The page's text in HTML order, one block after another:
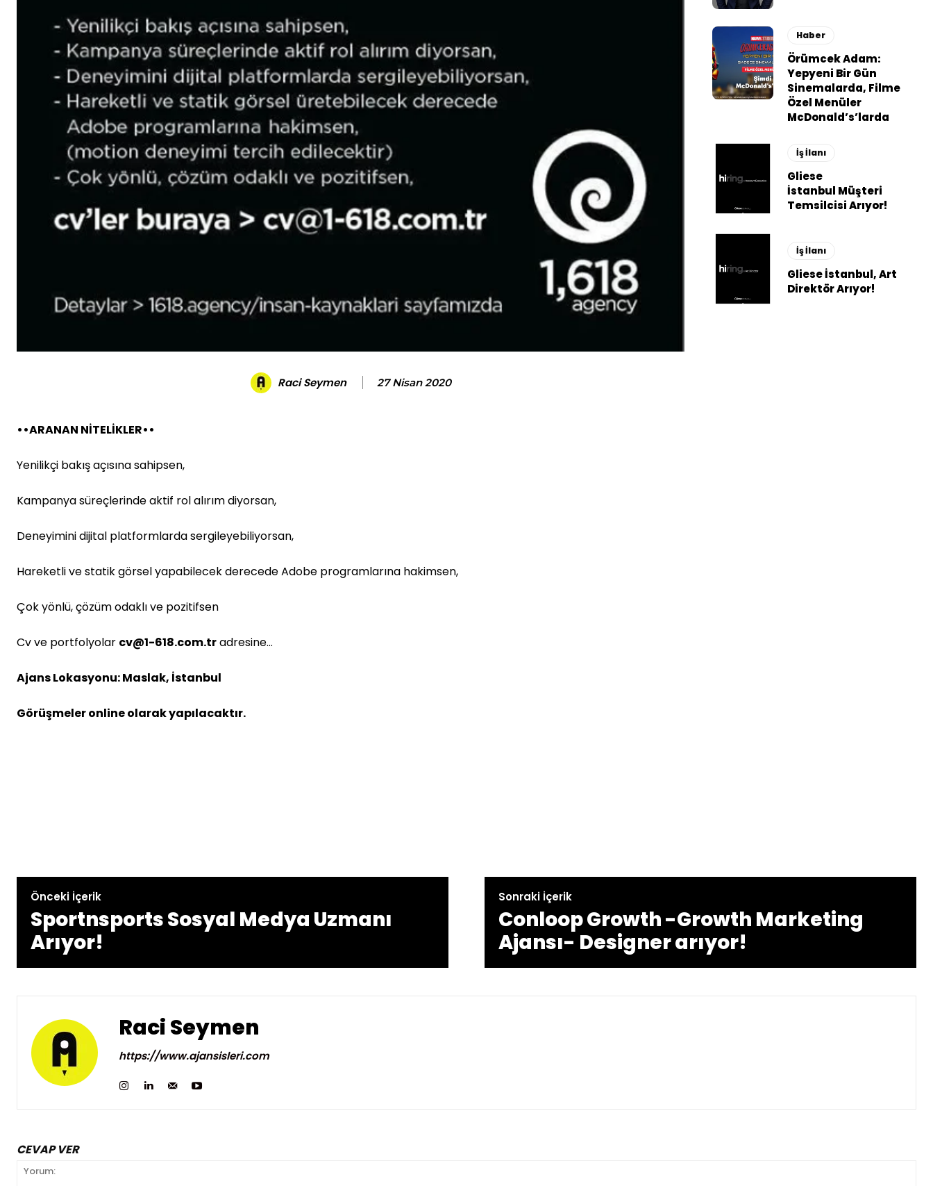
Raci Seymen 27 Nisan 2020
••ARANAN NİTELİKLER••
Yenilikçi bakış açısına sahipsen,
Kampanya süreçlerinde aktif rol alırım diyorsan,
Deneyimini dijital platformlarda sergileyebiliyorsan,
Hareketli ve statik görsel yapabilecek derecede Adobe programlarına hakimsen,
Çok yönlü, çözüm odaklı ve pozitifsen
Cv ve portfolyolar cv@1-618.com.tradresine…
Ajans Lokasyonu: Maslak, İstanbul
Görüşmeler online olarak yapılacaktır.
Haber
Örümcek Adam:
Yepyeni Bir Gün
Sinemalarda, Filme
Özel Menüler
McDonald’s’larda
İş İlanı
Gliese
İstanbul Müşteri
Temsilcisi Arıyor!
İş İlanı
Gliese İstanbul, Art
Direktör Arıyor!
Önceki İçerik
Sportnsports Sosyal Medya Uzmanı
Arıyor!
Sonraki İçerik
Conloop Growth -Growth Marketing
Ajansı- Designer arıyor!
Raci Seymen
https://www.ajansisleri.com
CEVAP VER